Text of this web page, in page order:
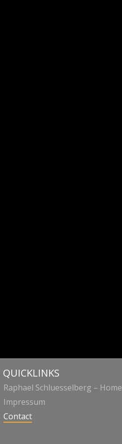
QUICKLINKS
Raphael Schluesselberg – Home
Impressum
Contact